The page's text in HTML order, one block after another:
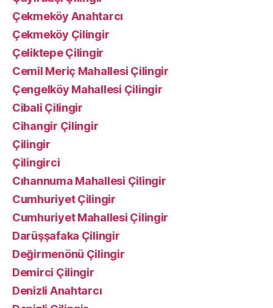
Çekmeköy Anahtarcı
Çekmeköy Çilingir
Çeliktepe Çilingir
Cemil Meriç Mahallesi Çilingir
Çengelköy Mahallesi Çilingir
Cibali Çilingir
Cihangir Çilingir
Çilingir
Çilingirci
Cıhannuma Mahallesi Çilingir
Cumhuriyet Çilingir
Cumhuriyet Mahallesi Çilingir
Darüşşafaka Çilingir
Değirmenönü Çilingir
Demirci Çilingir
Denizli Anahtarcı